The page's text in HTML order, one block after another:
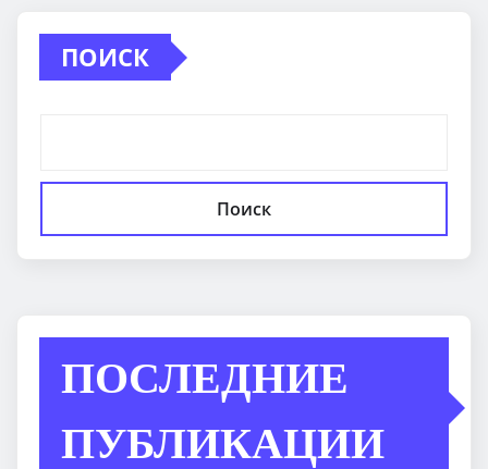
ПОИСК
Поиск
ПОСЛЕДНИЕ
ПУБЛИКАЦИИ